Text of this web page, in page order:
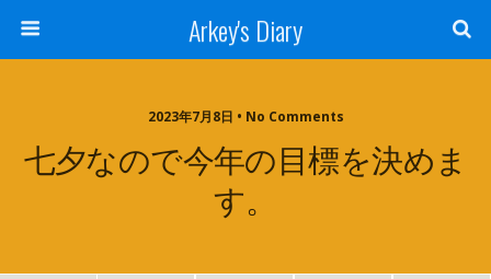
Arkey's Diary
2023年7月8日 • No Comments
七夕なので今年の目標を決めま
す。